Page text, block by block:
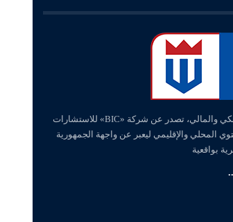
«وينرز – winners» منصة إلكترونية متخصصة في القطاع البنكي والمالي، تصدر عن شركة «BIC» للاستشارات
المحلي والإقليمي ليعبر عن واجهة الجمهورية
بواقعية